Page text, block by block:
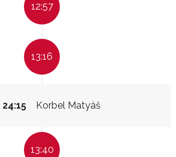
12:57
13:16
Korbel Matyáš
24:15
13:40